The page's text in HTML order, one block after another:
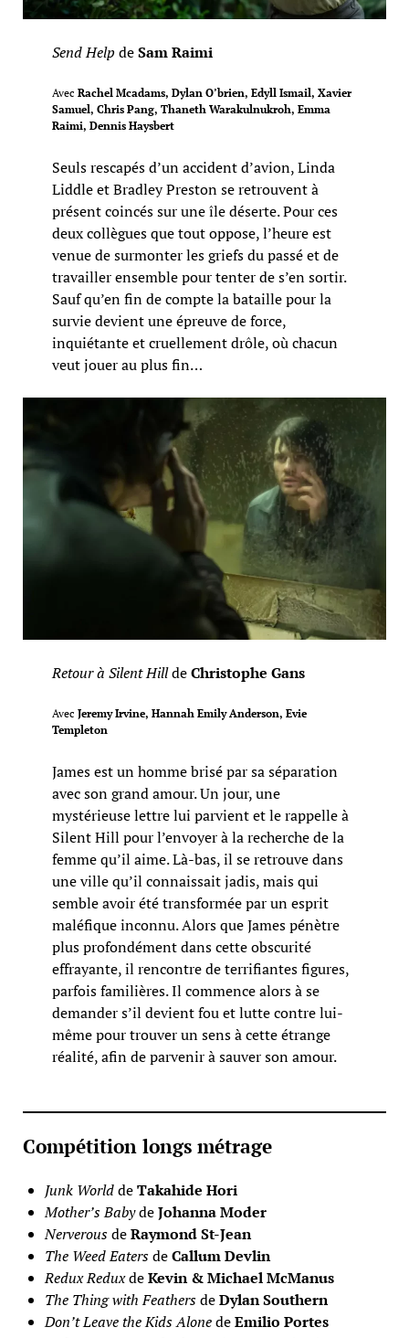
Send Help deSam Raimi
Avec Rachel Mcadams, Dylan O’brien, Edyll Ismail, Xavier
Samuel, Chris Pang, Thaneth Warakulnukroh, Emma
Raimi, Dennis Haysbert
Seuls rescapés d’un accident d’avion, Linda
Liddle et Bradley Preston se retrouvent à
présent coincés sur une île déserte. Pour ces
deux collègues que tout oppose, l’heure est
venue de surmonter les griefs du passé et de
travailler ensemble pour tenter de s’en sortir.
Sauf qu’en fin de compte la bataille pour la
survie devient une épreuve de force,
inquiétante et cruellement drôle, où chacun
veut jouer au plus fin…
Retour à Silent HilldeChristophe Gans
Avec Jeremy Irvine, Hannah Emily Anderson, Evie
Templeton
James est un homme brisé par sa séparation
avec son grand amour. Un jour, une
mystérieuse lettre lui parvient et le rappelle à
Silent Hill pour l’envoyer à la recherche de la
femme qu’il aime. Là-bas, il se retrouve dans
une ville qu’il connaissait jadis, mais qui
semble avoir été transformée par un esprit
maléfique inconnu. Alors que James pénètre
plus profondément dans cette obscurité
effrayante, il rencontre de terrifiantes figures,
parfois familières. Il commence alors à se
demander s’il devient fou et lutte contre lui-
même pour trouver un sens à cette étrange
réalité, afin de parvenir à sauver son amour.
Compétition longs métrage
Junk WorlddeTakahide Hori
Mother’s BabydeJohanna Moder
NerverousdeRaymond St-Jean
The Weed EatersdeCallum Devlin
Redux ReduxdeKevin & Michael McManus
The Thing with FeathersdeDylan Southern
Don’t Leave the Kids AlonedeEmilio Portes